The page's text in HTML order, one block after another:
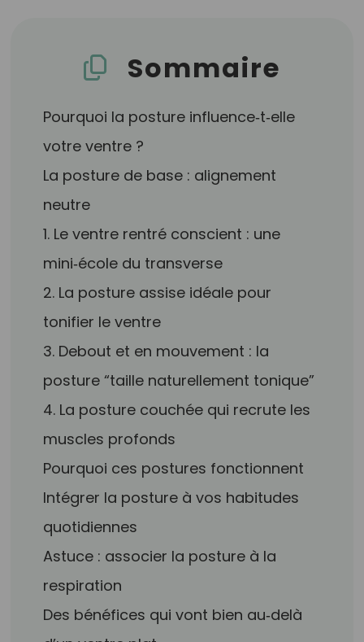
Sommaire
Pourquoi la posture influence‑t‑elle
votre ventre ?
La posture de base : alignement
neutre
1. Le ventre rentré conscient : une
mini‑école du transverse
2. La posture assise idéale pour
tonifier le ventre
3. Debout et en mouvement : la
posture “taille naturellement tonique”
4. La posture couchée qui recrute les
muscles profonds
Pourquoi ces postures fonctionnent
Intégrer la posture à vos habitudes
quotidiennes
Astuce : associer la posture à la
respiration
Des bénéfices qui vont bien au‑delà